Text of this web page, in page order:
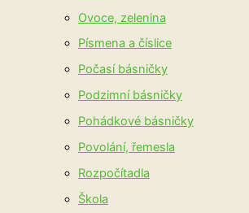
Ovoce, zelenina
Písmena a číslice
Počasí básničky
Podzimní básničky
Pohádkové básničky
Povolání, řemesla
Rozpočítadla
Škola